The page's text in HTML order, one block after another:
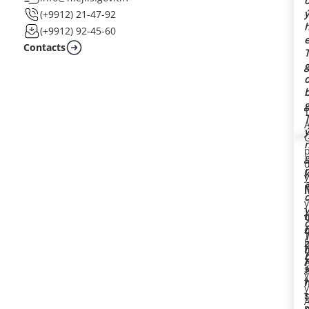
(+9912) 21-47-92
(+9912) 92-45-60
Contacts